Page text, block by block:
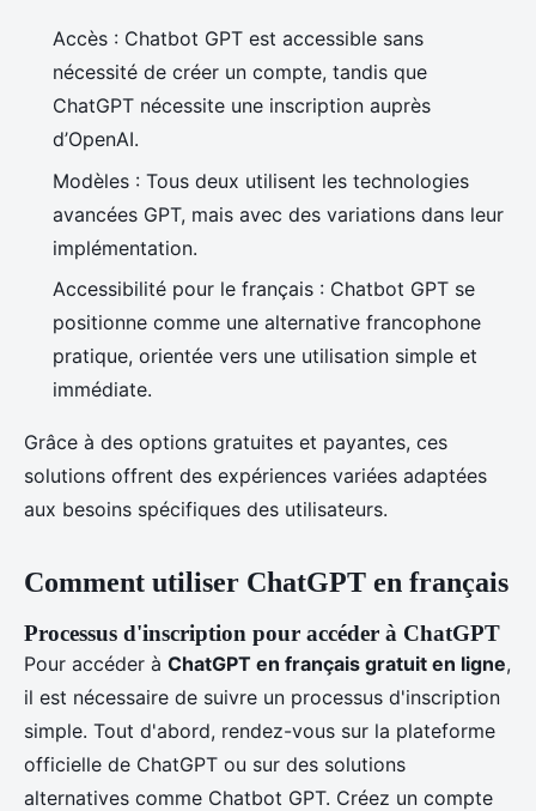
Accès : Chatbot GPT est accessible sans
nécessité de créer un compte, tandis que
ChatGPT nécessite une inscription auprès
d’OpenAI.
Modèles : Tous deux utilisent les technologies
avancées GPT, mais avec des variations dans leur
implémentation.
Accessibilité pour le français : Chatbot GPT se
positionne comme une alternative francophone
pratique, orientée vers une utilisation simple et
immédiate.
Grâce à des options gratuites et payantes, ces
solutions offrent des expériences variées adaptées
aux besoins spécifiques des utilisateurs.
Comment utiliser ChatGPT en français
Processus d'inscription pour accéder à ChatGPT
Pour accéder à ChatGPT en français gratuit en ligne,
il est nécessaire de suivre un processus d'inscription
simple. Tout d'abord, rendez-vous sur la plateforme
officielle de ChatGPT ou sur des solutions
alternatives comme Chatbot GPT. Créez un compte